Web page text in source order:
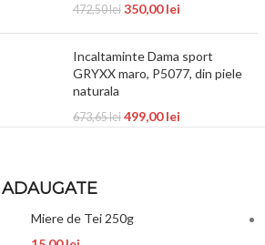
472,50lei 350,00lei
Incaltaminte Dama sport
GRYXX maro, P5077, din piele
naturala
673,65lei 499,00lei
Miere de Tei 250g